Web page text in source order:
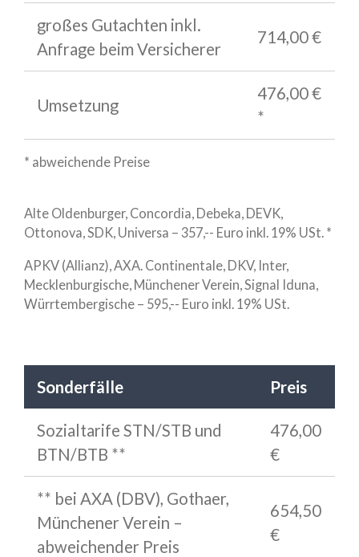
großes Gutachten inkl.
Anfrage beim Versicherer
714,00 €
Umsetzung
476,00 €
*
* abweichende Preise
Alte Oldenburger, Concordia, Debeka, DEVK,
Ottonova, SDK, Universa – 357,-- Euro inkl. 19% USt. *
APKV (Allianz), AXA. Continentale, DKV, Inter,
Mecklenburgische, Münchener Verein, Signal Iduna,
Würrtembergische – 595,-- Euro inkl. 19% USt.
Sonderfälle Preis
Sozialtarife STN/STB und
BTN/BTB **
476,00
€
** bei AXA (DBV), Gothaer,
Münchener Verein –
abweichender Preis
654,50
€